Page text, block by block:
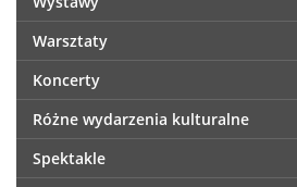
Warsztaty
Koncerty
Różne wydarzenia kulturalne
Spektakle